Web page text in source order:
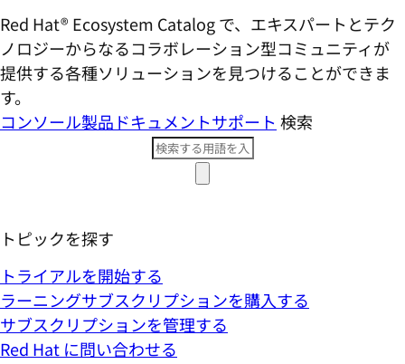
Red Hat® Ecosystem Catalog で、エキスパートとテク
ノロジーからなるコラボレーション型コミ​ュニティが
提供する各種ソリューションを見つけることができま
す。
コンソール製品ドキュメントサポート 検索
トピックを探す
トライアルを開始する
ラーニングサブスクリプションを購入する
サブスクリプションを管理する
Red Hat に問い合わせる